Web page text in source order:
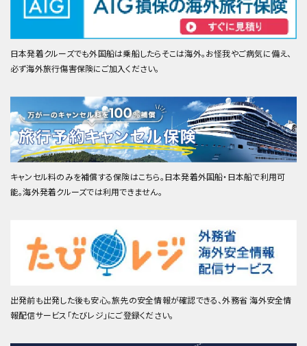
日本発着クルーズでも外国船は乗船したらそこは海外。お怪我やご病気に備え、
必ず海外旅行傷害保険にご加入ください。
キャンセル料のみを補償する保険はこちら。日本発着外国船・日本船で利用可
能。海外発着クルーズでは利用できません。
出発前も出発した後も安心。旅先の安全情報が確認できる、外務省 海外安全情
報配信サービス「たびレジ」にご登録ください。